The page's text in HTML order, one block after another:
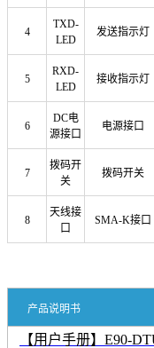
4
TXD-
LED
发送指示灯
5
RXD-
LED
接收指示灯
6
DC电
源接口
电源接口
7
拨码开
关
拨码开关
8
天线接
口
SMA-K接口
产品说明书
【用户手册】E90-